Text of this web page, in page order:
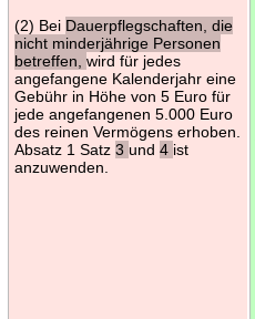
(2) Bei Dauerpflegschaften, die
nicht minderjährige Personen
betreffen, wird für jedes
angefangene Kalenderjahr eine
Gebühr in Höhe von 5 Euro für
jede angefangenen 5.000 Euro
des reinen Vermögens erhoben.
Absatz 1 Satz 3 und 4 ist
anzuwenden.